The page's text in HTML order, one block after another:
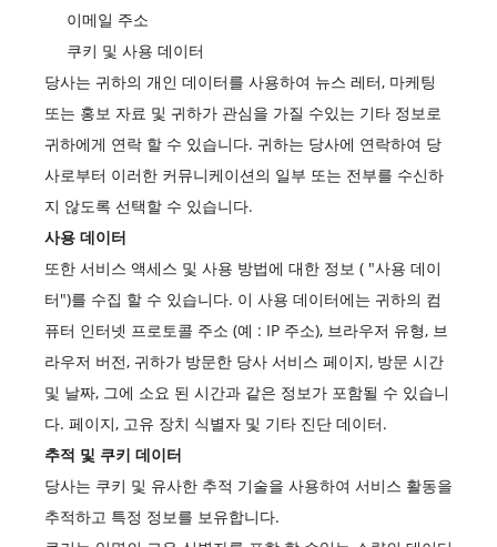
이메일 주소
쿠키 및 사용 데이터
당사는 귀하의 개인 데이터를 사용하여 뉴스 레터, 마케팅
또는 홍보 자료 및 귀하가 관심을 가질 수있는 기타 정보로
귀하에게 연락 할 수 있습니다. 귀하는 당사에 연락하여 당
사로부터 이러한 커뮤니케이션의 일부 또는 전부를 수신하
지 않도록 선택할 수 있습니다.
사용 데이터
또한 서비스 액세스 및 사용 방법에 대한 정보 ( "사용 데이
터")를 수집 할 수 있습니다. 이 사용 데이터에는 귀하의 컴
퓨터 인터넷 프로토콜 주소 (예 : IP 주소), 브라우저 유형, 브
라우저 버전, 귀하가 방문한 당사 서비스 페이지, 방문 시간
및 날짜, 그에 소요 된 시간과 같은 정보가 포함될 수 있습니
다. 페이지, 고유 장치 식별자 및 기타 진단 데이터.
추적 및 쿠키 데이터
당사는 쿠키 및 유사한 추적 기술을 사용하여 서비스 활동을
추적하고 특정 정보를 보유합니다.